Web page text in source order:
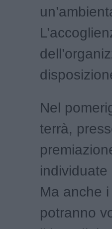
Nel
terrà,
individuate
Ma anche
potranno